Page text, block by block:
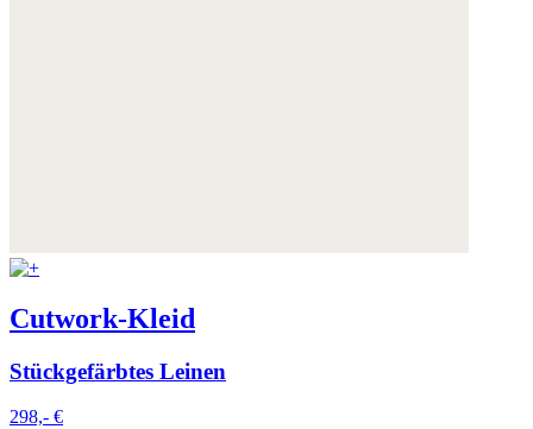
Cutwork-Kleid
Stückgefärbtes Leinen
298,- €